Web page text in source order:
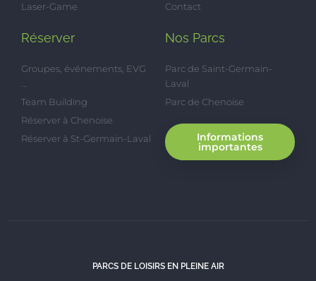
Laser-Game
Contact
Réserver
Groupes, événements, EVG
...
Team Building
Réserver à Chenoise
Réserver à St-Germain-Laval
Nos Parcs
Parc de Saint-Germain-
Laval
Parc de Chenoise
Informations
importantes
PARCS DE LOISIRS EN PLEINE AIR